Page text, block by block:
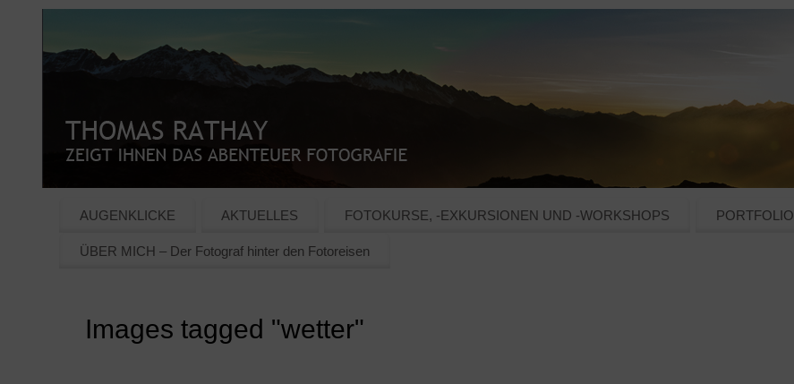
AUGENKLICKE AKTUELLES FOTOKURSE, -EXKURSIONEN UND -WORKSHOPS PORTFOLIO
ÜBER MICH – Der Fotograf hinter den Fotoreisen
Images tagged "wetter"